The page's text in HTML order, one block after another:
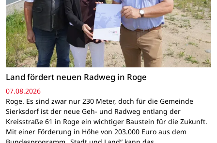
Land fördert neuen Radweg in Roge
07.08.2026
Roge. Es sind zwar nur 230 Meter, doch für die Gemeinde
Sierksdorf ist der neue Geh- und Radweg entlang der
Kreisstraße 61 in Roge ein wichtiger Baustein für die Zukunft.
Mit einer Förderung in Höhe von 203.000 Euro aus dem